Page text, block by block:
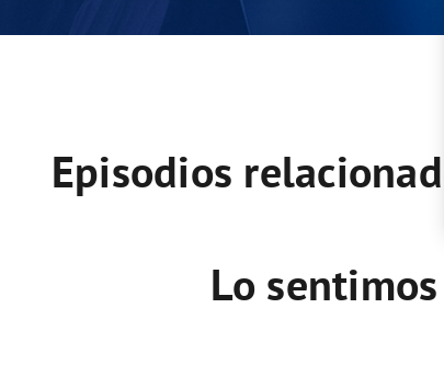
Episodios
Lo